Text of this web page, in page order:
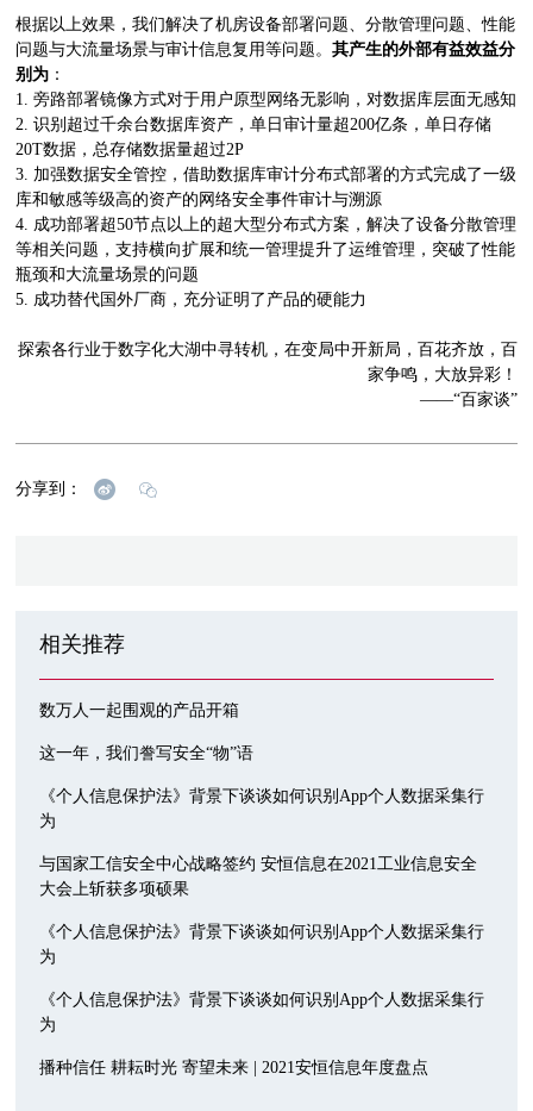
根据以上效果，我们解决了机房设备部署问题、分散管理问题、性能
问题与大流量场景与审计信息复用等问题。其产生的外部有益效益分
别为 ：
1. 旁路部署镜像方式对于用户原型网络无影响，对数据库层面无感知
2. 识别超过千余台数据库资产，单日审计量超200亿条，单日存储
20T数据，总存储数据量超过2P
3. 加强数据安全管控，借助数据库审计分布式部署的方式完成了一级
库和敏感等级高的资产的网络安全事件审计与溯源
4. 成功部署超50节点以上的超大型分布式方案，解决了设备分散管理
等相关问题，支持横向扩展和统一管理提升了运维管理，突破了性能
瓶颈和大流量场景的问题
5. 成功替代国外厂商，充分证明了产品的硬能力
探索各行业于数字化大湖中寻转机，在变局中开新局，百花齐放，百
家争鸣，大放异彩！
——“百家谈”
分享到：
相关推荐
数万人一起围观的产品开箱
这一年，我们誊写安全“物”语
《个人信息保护法》背景下谈谈如何识别App个人数据采集行
为
与国家工信安全中心战略签约 安恒信息在2021工业信息安全
大会上斩获多项硕果
《个人信息保护法》背景下谈谈如何识别App个人数据采集行
为
《个人信息保护法》背景下谈谈如何识别App个人数据采集行
为
播种信任 耕耘时光 寄望未来 | 2021安恒信息年度盘点